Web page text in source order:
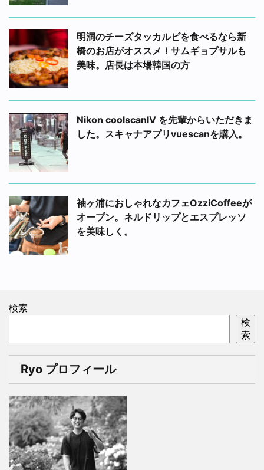
明洞のチーズタッカルビを食べるなら新
橋のお店がオススメ！サムギョプサルも
美味。店長は本場韓国の方
Nikon coolscanIV を先輩からいただきま
した。スキャナアプリvuescanを購入。
袖ヶ浦におしゃれなカフェOzziCoffeeが
オープン。ネルドリップとエスプレッソ
を美味しく。
検索
検
索
Ryo プロフィール